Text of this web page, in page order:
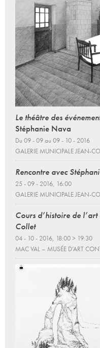
Le théâtre des
Stéphanie Nava
Du 09 - 09 au 09 - 10 - 2016
GALERIE MUNICIPALE JEAN-
Rencontre avec
25 - 09 - 2016, 16:00
GALERIE MUNICIPALE JEAN-
Cours d’histoire de
Collet
04 - 10 - 2016, 18:00 > 19:30
MAC VAL – MUSÉE D’ART